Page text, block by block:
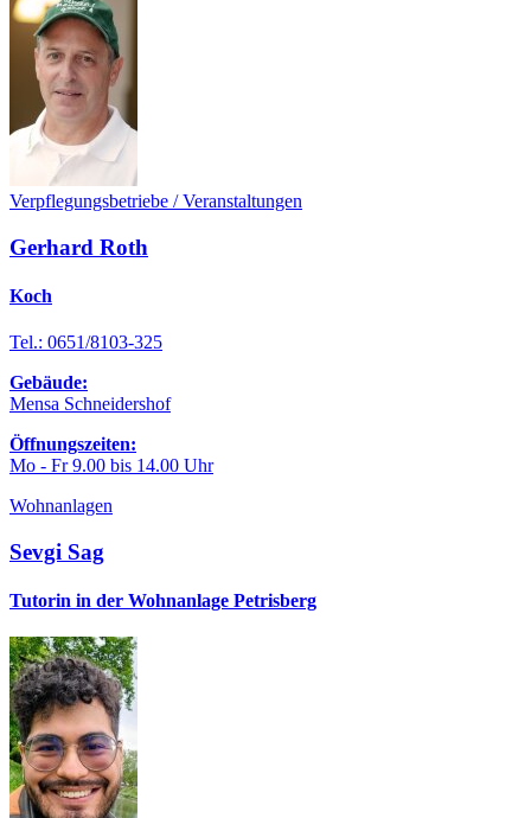
Verpflegungsbetriebe / Veranstaltungen
Gerhard Roth
Koch
Tel.: 0651/8103-325
Gebäude:
Mensa Schneidershof
Öffnungszeiten:
Mo - Fr 9.00 bis 14.00 Uhr
Wohnanlagen
Sevgi Sag
Tutorin in der Wohnanlage Petrisberg